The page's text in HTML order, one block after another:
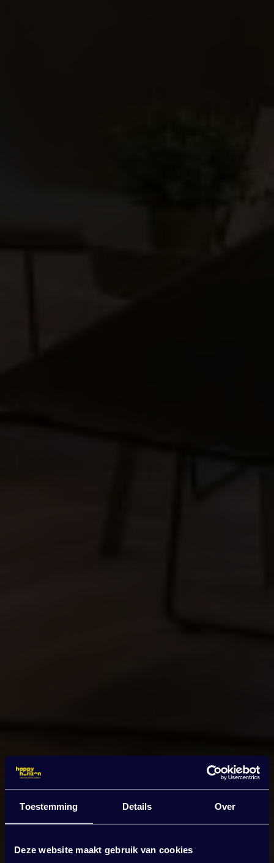
Toestemming Details Over
Deze website maakt gebruik van cookies